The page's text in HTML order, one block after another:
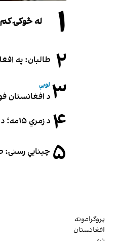
۱ له څوکۍ کم
۲ طالبان: په
۳ لوبې
د افغانستان
۴ د زمري ۱۵مه؛ د افغانستان د سقوط د پیل پنځه کاله او دوامدارې ننګونې
۵ چینایي رسنۍ:
پروګرامونه
افغانستان